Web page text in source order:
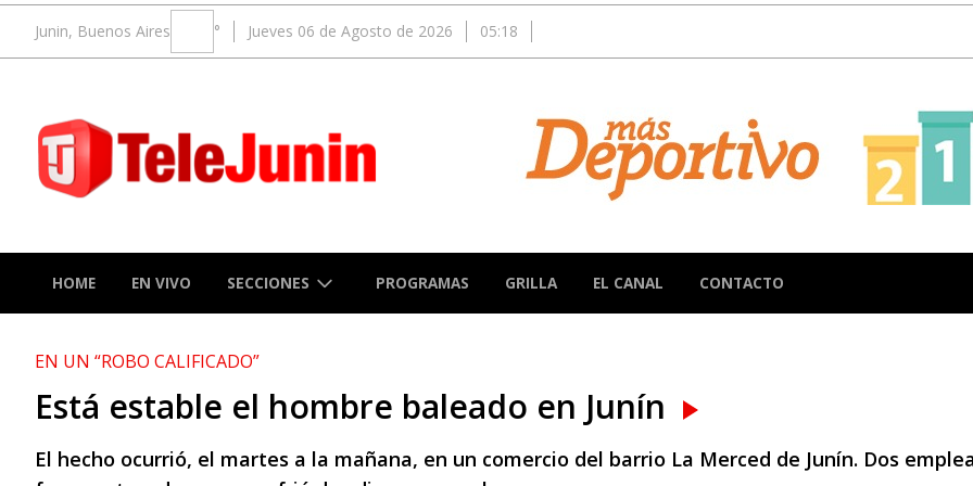
Junin, Buenos Aires ° Jueves 06 de Agosto de 2026 05:18
HOME EN VIVO SECCIONES PROGRAMAS GRILLA EL CANAL CONTACTO
EN UN “ROBO CALIFICADO”
Está estable el hombre baleado en Junín
El hecho ocurrió, el martes a la mañana, en un comercio del barrio La Merced de Junín. Dos